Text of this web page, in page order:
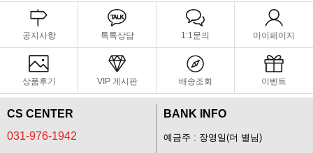
공지사항 톡톡상담 1:1문의 마이페이지
상품후기 VIP 게시판 배송조회 이벤트
CS CENTER
031-976-1942
BANK INFO
예금주 : 장영일(더 별님)